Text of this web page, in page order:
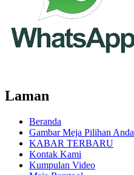
Laman
Beranda
Gambar Meja Pilihan Anda
KABAR TERBARU
Kontak Kami
Kumpulan Video